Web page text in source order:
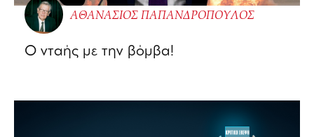
ΑΘΑΝΑΣΙΟΣ ΠΑΠΑΝΔΡΟΠΟΥΛΟΣ
Ο νταής με την βόμβα!